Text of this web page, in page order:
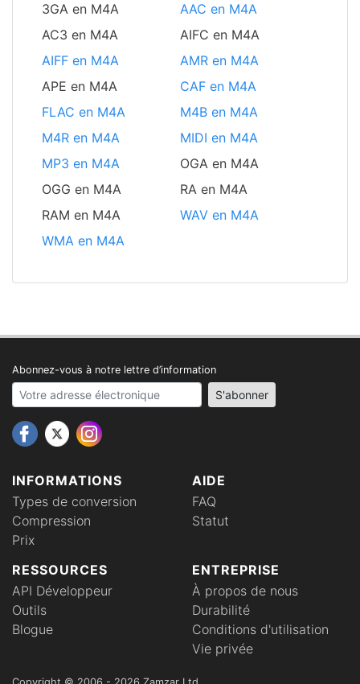
3GA en M4A
AAC en M4A
AC3 en M4A
AIFC en M4A
AIFF en M4A
AMR en M4A
APE en M4A
CAF en M4A
FLAC en M4A
M4B en M4A
M4R en M4A
MIDI en M4A
MP3 en M4A
OGA en M4A
OGG en M4A
RA en M4A
RAM en M4A
WAV en M4A
WMA en M4A
INFORMATIONS
Types de conversion
Compression
Prix
AIDE
FAQ
Statut
RESSOURCES
API Développeur
Outils
Blogue
ENTREPRISE
À propos de nous
Durabilité
Conditions d'utilisation
Vie privée
Abonnez-vous à notre lettre d’information
Your email address S'abonner